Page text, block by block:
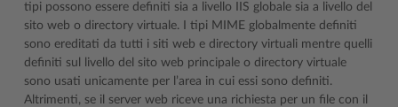
tipi possono essere definiti sia a livello IIS globale sia a livello del
sito web o directory virtuale. I tipi MIME globalmente definiti
sono ereditati da tutti i siti web e directory virtuali mentre quelli
definiti sul livello del sito web principale o directory virtuale
sono usati unicamente per l’area in cui essi sono definiti.
Altrimenti, se il server web riceve una richiesta per un file con il